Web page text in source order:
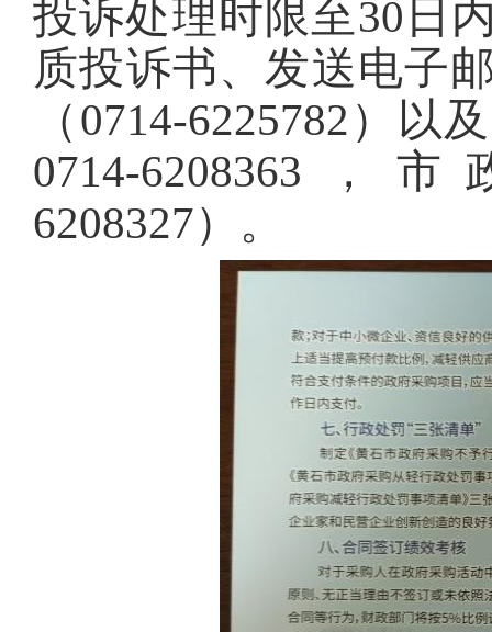
投诉处理时限至30日
质投诉书、发送电子
（0714-6225782）
0714-6208363，
6208327）。